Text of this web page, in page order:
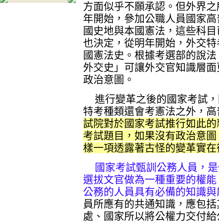
方面似乎不願承認。但外界
年開始，參加公職人員國家
國史地與本國憲法，這些科
也決定，從明年開始，外交
國憲法史。根據考選部的說
外交史」可讓外交官知識層
政治意圖。
進行變革之後的國家考試
特考種類還會考憲法之外，
試院對於國家考試推行如此
考試題目，如果沒有政治意
樣一項透露著古怪的變革實
國家考試甄訓公務人員，
選拔文官做為一種重要的權
公務的人員具有必備的知識
員所應有的共通知識，應包
處、國家所以將公權力交付